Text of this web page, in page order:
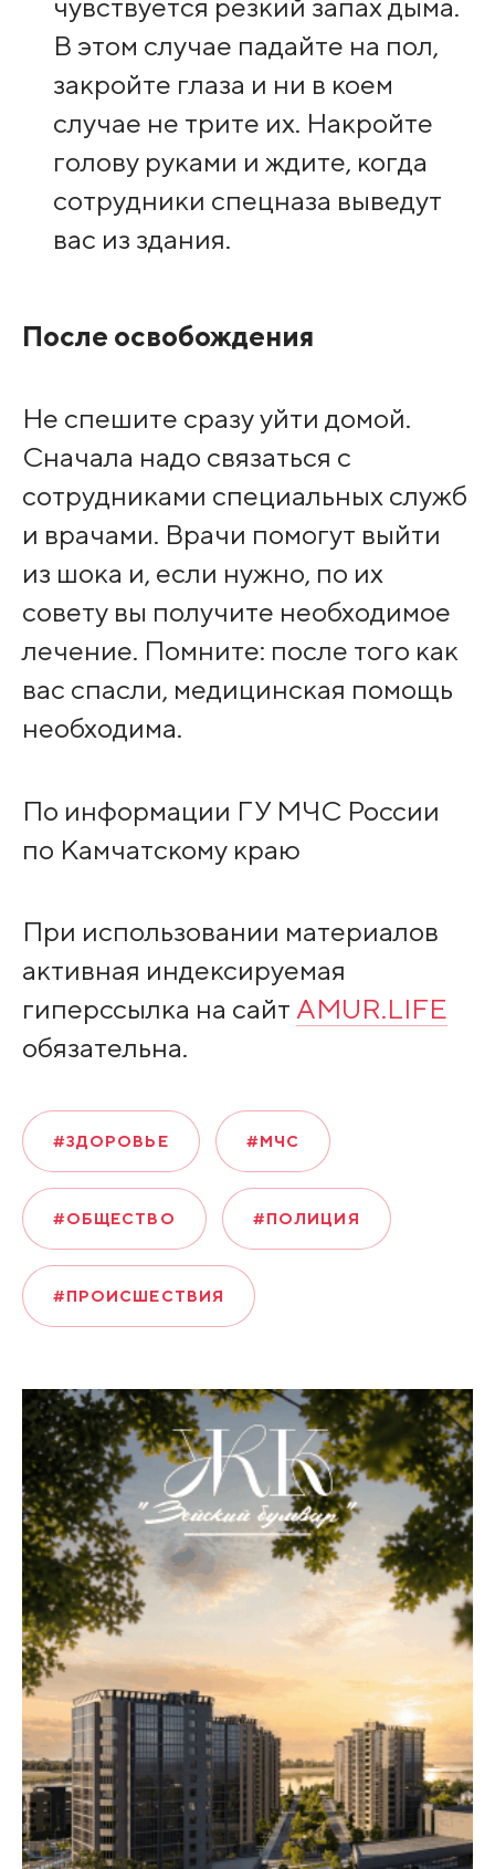
чувствуется резкий запах дыма.
В этом случае падайте на пол,
закройте глаза и ни в коем
случае не трите их. Накройте
голову руками и ждите, когда
сотрудники спецназа выведут
вас из здания.
После освобождения
Не спешите сразу уйти домой.
Сначала надо связаться с
сотрудниками специальных служб
и врачами. Врачи помогут выйти
из шока и, если нужно, по их
совету вы получите необходимое
лечение. Помните: после того как
вас спасли, медицинская помощь
необходима.
По информации ГУ МЧС России
по Камчатскому краю
При использовании материалов
активная индексируемая
гиперссылка на сайт AMUR.LIFE
обязательна.
#ЗДОРОВЬЕ #МЧС
#ОБЩЕСТВО #ПОЛИЦИЯ
#ПРОИСШЕСТВИЯ